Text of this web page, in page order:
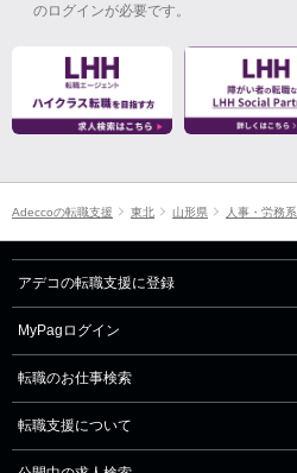
のログインが必要です。
Adeccoの転職支援 東北 山形県 人事・労務系
アデコの転職支援に登録
MyPagログイン
転職のお仕事検索
転職支援について